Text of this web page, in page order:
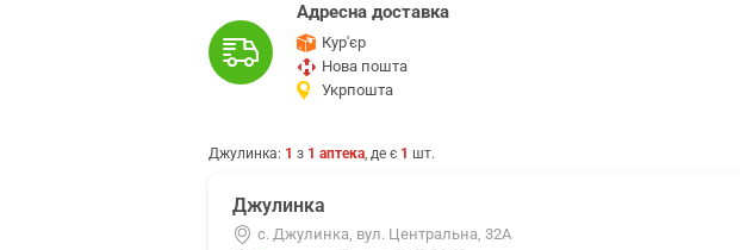
Адресна доставка
Кур'єр
Нова пошта
Укрпошта
Джулинка: 1 з 1 аптека, де є 1 шт.
Джулинка
с. Джулинка, вул. Центральна, 32А